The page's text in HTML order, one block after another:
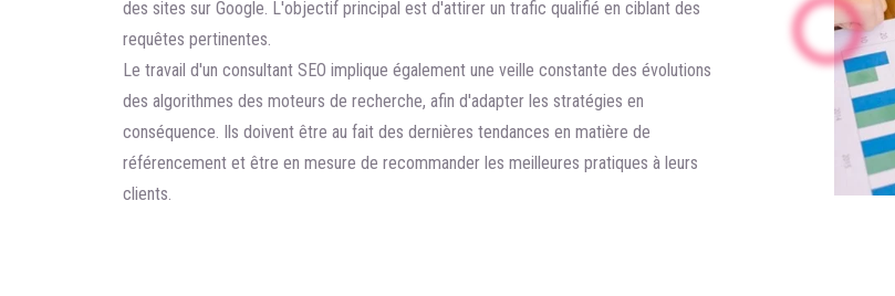
des sites sur Google. L'objectif principal est d'attirer un trafic qualifié en ciblant des
requêtes pertinentes.
Le travail d'un consultant SEO implique également une veille constante des évolutions
des algorithmes des moteurs de recherche, afin d'adapter les stratégies en
conséquence. Ils doivent être au fait des dernières tendances en matière de
référencement et être en mesure de recommander les meilleures pratiques à leurs
clients.